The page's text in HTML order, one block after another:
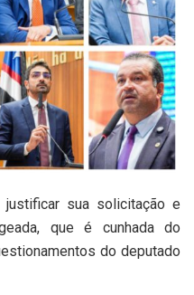
sua solicitação e
que é cunhada do
do deputado